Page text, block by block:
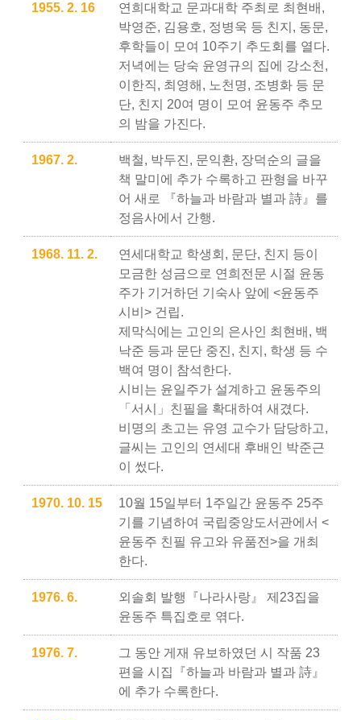
1955. 2. 16
연희대학교 문과대학 주최로 최현배,
박영준, 김용호, 정병욱 등 친지, 동문,
후학들이 모여 10주기 추도회를 열다.
저녁에는 당숙 윤영규의 집에 강소천,
이한직, 최영해, 노천명, 조병화 등 문
단, 친지 20여 명이 모여 윤동주 추모
의 밤을 가진다.
1967. 2.
백철, 박두진, 문익환, 장덕순의 글을
책 말미에 추가 수록하고 판형을 바꾸
어 새로 『하늘과 바람과 별과 詩』를
정음사에서 간행.
1968. 11. 2.
연세대학교 학생회, 문단, 친지 등이
모금한 성금으로 연희전문 시절 윤동
주가 기거하던 기숙사 앞에 <윤동주
시비> 건립.
제막식에는 고인의 은사인 최현배, 백
낙준 등과 문단 중진, 친지, 학생 등 수
백여 명이 참석한다.
시비는 윤일주가 설계하고 윤동주의
「서시」친필을 확대하여 새겼다.
비명의 초고는 유영 교수가 담당하고,
글씨는 고인의 연세대 후배인 박준근
이 썼다.
1970. 10. 15
10월 15일부터 1주일간 윤동주 25주
기를 기념하여 국립중앙도서관에서 <
윤동주 친필 유고와 유품전>을 개최
한다.
1976. 6.
외솔회 발행『나라사랑』 제23집을
윤동주 특집호로 엮다.
1976. 7.
그 동안 게재 유보하였던 시 작품 23
편을 시집『하늘과 바람과 별과 詩』
에 추가 수록한다.